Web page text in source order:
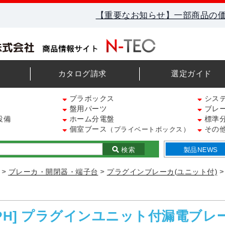
【重要なお知らせ】一部商品の
カタログ請求 選定ガイド
プラボックス シス
盤用パーツ ブレ
備
ホーム分電盤 標準
個室ブース （プライベートボックス） その
検索 製品NEWS
> ブレーカ・開閉器・端子台 > プラグインブレーカ(ユニット付)
プラグインユニット付漏電ブレ